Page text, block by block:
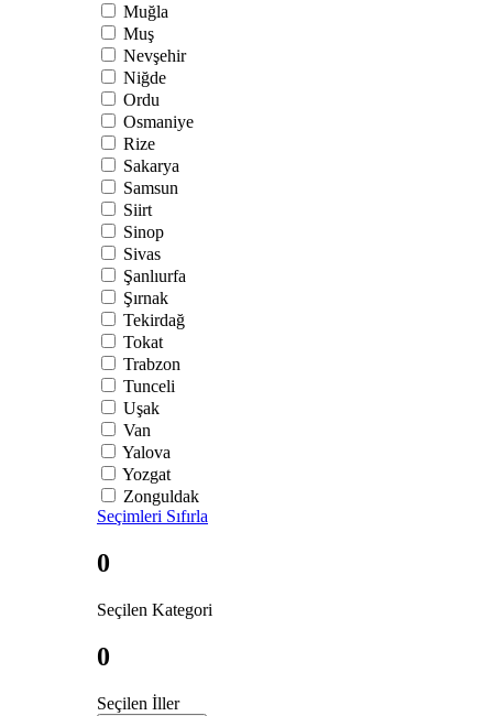
Muğla
Muş
Nevşehir
Niğde
Ordu
Osmaniye
Rize
Sakarya
Samsun
Siirt
Sinop
Sivas
Şanlıurfa
Şırnak
Tekirdağ
Tokat
Trabzon
Tunceli
Uşak
Van
Yalova
Yozgat
Zonguldak
Seçimleri Sıfırla
0
Seçilen Kategori
0
Seçilen İller